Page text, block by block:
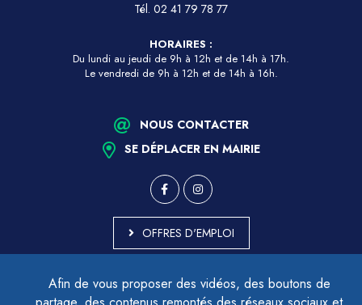
Afin de vous proposer des vidéos, des boutons de
Tél. 02 41 79 78 77
HORAIRES :
Du lundi au jeudi de 9h à 12h et de 14h à 17h.
Le vendredi de 9h à 12h et de 14h à 16h.
NOUS CONTACTER
SE DÉPLACER EN MAIRIE
OFFRES D'EMPLOI
ACCESSIBILITÉ - PARTIELLEMENT CONFORME